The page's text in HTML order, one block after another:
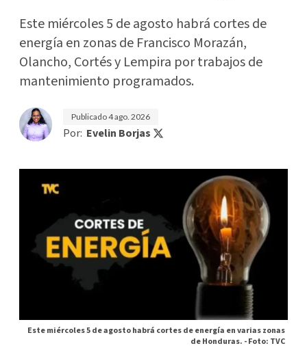
Este miércoles 5 de agosto habrá cortes de
energía en zonas de Francisco Morazán,
Olancho, Cortés y Lempira por trabajos de
mantenimiento programados.
Publicado4 ago. 2026
Por: Evelin Borjas
Este miércoles 5 de agosto habrá cortes de energía en varias zonas
de Honduras. -Foto: TVC